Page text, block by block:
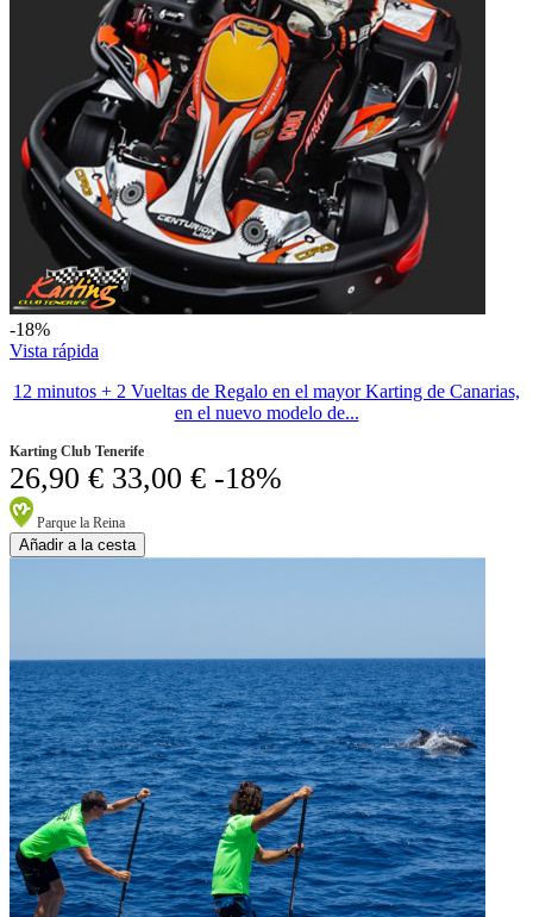
-18%
Vista rápida
12 minutos + 2 Vueltas de Regalo en el mayor Karting de Canarias,
en el nuevo modelo de...
Karting Club Tenerife
26,90 € 33,00 € -18%
Parque la Reina
Añadir a la cesta